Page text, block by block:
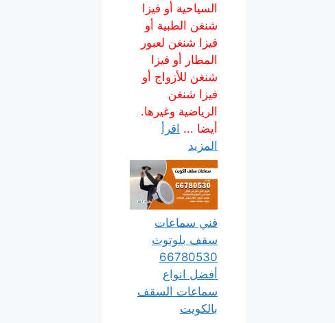
السياحية أو فيزا
شنغن الطبية أو
فيزا شنغن لعبور
المطار أو فيزا
شنغن للأزواج أو
فيزا شنغن
الرياضية وغيرها.
أيضا ... اقرأ
المزيد
فني سماعات
سقف بلوتوث
66780530
أفضل انواع
سماعات السقف
بالكويت